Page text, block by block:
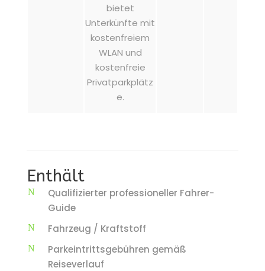
bietet
Unterkünfte mit
kostenfreiem
WLAN und
kostenfreie
Privatparkplätz
e.
Enthält
Qualifizierter professioneller Fahrer-
Guide
Fahrzeug / Kraftstoff
Parkeintrittsgebühren gemäß
Reiseverlauf